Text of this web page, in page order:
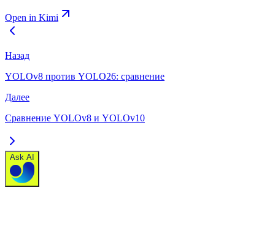
Open in Kimi
Назад
YOLOv8 против YOLO26: сравнение
Далее
Сравнение YOLOv8 и YOLOv10
Ask AI